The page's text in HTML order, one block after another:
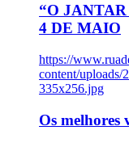
“O
4 DE MAIO
https://
content/uploads/
335x256.jpg
Os melhores